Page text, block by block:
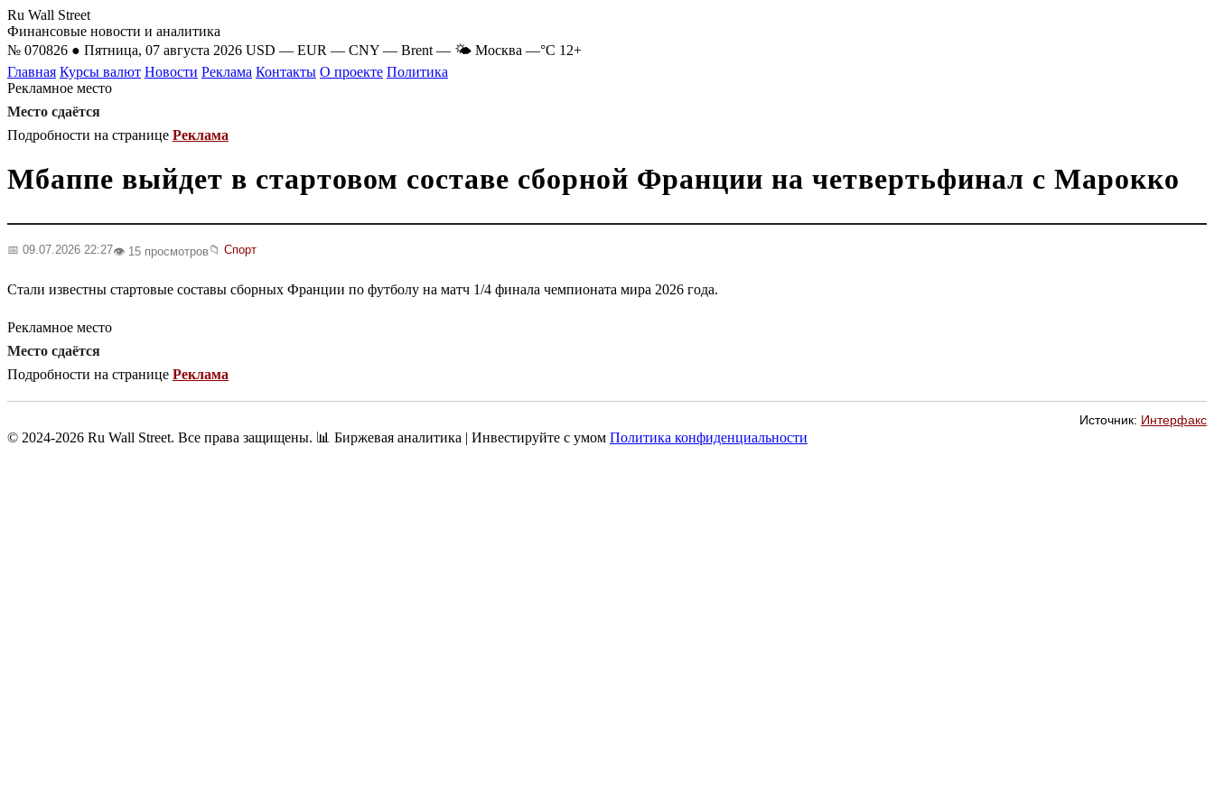
Ru Wall Street
Финансовые новости и аналитика
№ 070826 ● Пятница, 07 августа 2026 USD — EUR — CNY — Brent — 🌤 Москва —°C 12+
Главная Курсы валют Новости Реклама Контакты О проекте Политика
Рекламное место
Место сдаётся
Подробности на странице Реклама
Мбаппе выйдет в стартовом составе сборной Франции на четвертьфинал с Марокко
📅 09.07.2026 22:27👁️ 15 просмотров📁 Спорт
Стали известны стартовые составы сборных Франции по футболу на матч 1/4 финала чемпионата мира 2026 года.
Рекламное место
Место сдаётся
Подробности на странице Реклама
Источник: Интерфакс
© 2024-2026 Ru Wall Street. Все права защищены. 📊 Биржевая аналитика | Инвестируйте с умом Политика конфиденциальности